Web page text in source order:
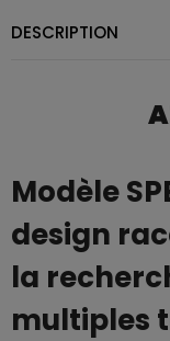
DESCRIPTION
Modèle
design
la
multiples